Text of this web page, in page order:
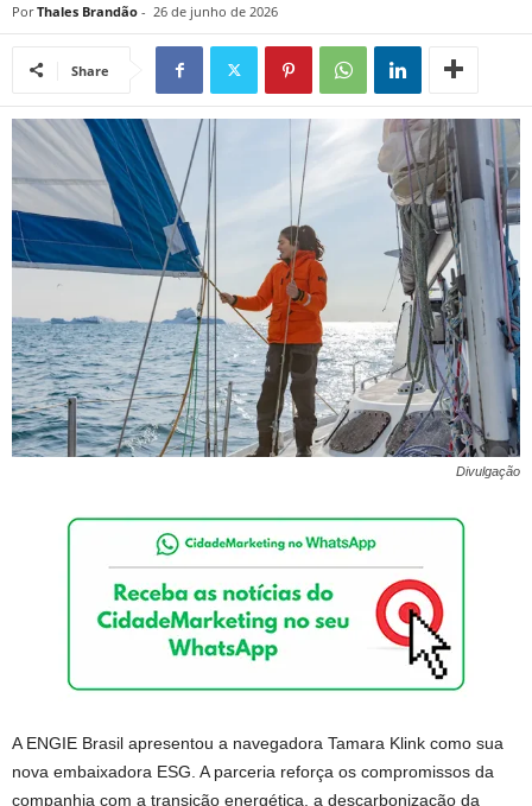
Por Thales Brandão - 26 de junho de 2026
Share
Divulgação
A ENGIE Brasil apresentou a navegadora Tamara Klink como sua
nova embaixadora ESG. A parceria reforça os compromissos da
companhia com a transição energética, a descarbonização da